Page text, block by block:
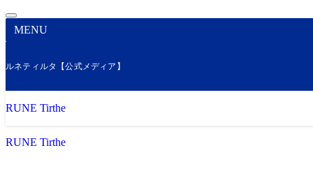
MENU
ルネティルタ【公式メディア】
RUNE Tirthe
RUNE Tirthe